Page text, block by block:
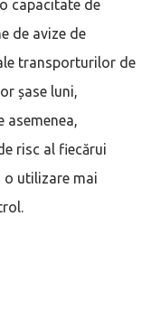
capacitate de
de avize de
transporturilor de
șase luni,
asemenea,
risc al fiecărui
o utilizare mai